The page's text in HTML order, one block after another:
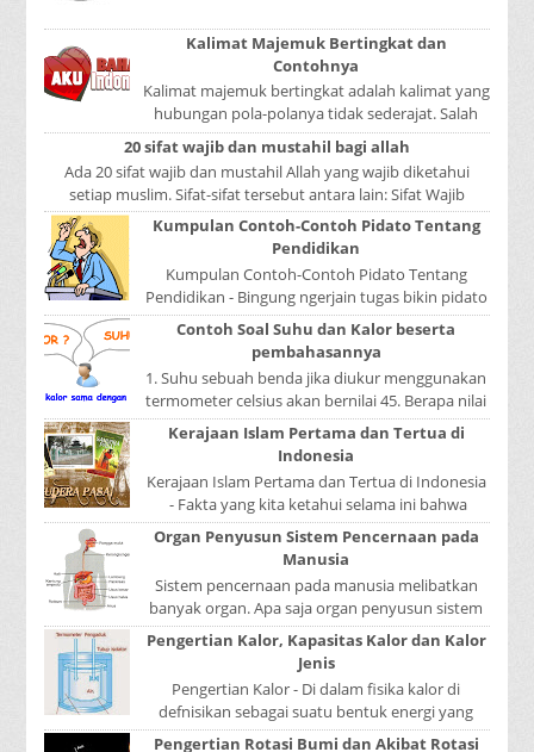
tabun...
Kalimat Majemuk Bertingkat dan
Contohnya
Kalimat majemuk bertingkat adalah kalimat yang
hubungan pola-polanya tidak sederajat. Salah
satu pola menduduki sebagai induk kalimat, se...
20 sifat wajib dan mustahil bagi allah
Ada 20 sifat wajib dan mustahil Allah yang wajib diketahui
setiap muslim. Sifat-sifat tersebut antara lain: Sifat Wajib
Tulisan A...
Kumpulan Contoh-Contoh Pidato Tentang
Pendidikan
Kumpulan Contoh-Contoh Pidato Tentang
Pendidikan - Bingung ngerjain tugas bikin pidato
sekolah? Atau sedang nyari kumpulan contoh-
contoh ...
Contoh Soal Suhu dan Kalor beserta
pembahasannya
1. Suhu sebuah benda jika diukur menggunakan
termometer celsius akan bernilai 45. Berapa nilai
yang ditunjukkan oleh termometer Reamur, ...
Kerajaan Islam Pertama dan Tertua di
Indonesia
Kerajaan Islam Pertama dan Tertua di Indonesia
- Fakta yang kita ketahui selama ini bahwa
kerajaan Samudera Pasai merupakan kerajaan ...
Organ Penyusun Sistem Pencernaan pada
Manusia
Sistem pencernaan pada manusia melibatkan
banyak organ. Apa saja organ penyusun sistem
pencernaan pada manusia ? Organ penyusun
sistem p...
Pengertian Kalor, Kapasitas Kalor dan Kalor
Jenis
Pengertian Kalor - Di dalam fisika kalor di
defnisikan sebagai suatu bentuk energi yang
dapat berpindah atau mengalir dari benda yang
Pengertian Rotasi Bumi dan Akibat Rotasi